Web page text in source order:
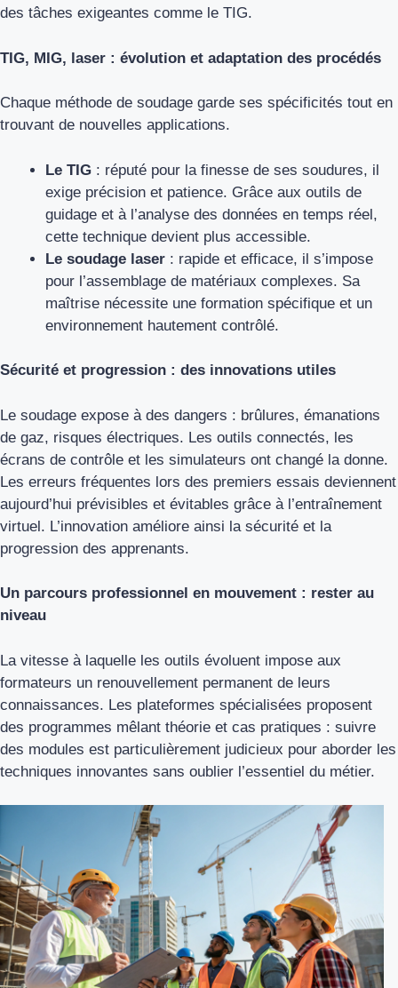
des tâches exigeantes comme le TIG.
TIG, MIG, laser : évolution et adaptation des procédés
Chaque méthode de soudage garde ses spécificités tout en
trouvant de nouvelles applications.
Le TIG : réputé pour la finesse de ses soudures, il
exige précision et patience. Grâce aux outils de
guidage et à l’analyse des données en temps réel,
cette technique devient plus accessible.
Le soudage laser : rapide et efficace, il s’impose
pour l’assemblage de matériaux complexes. Sa
maîtrise nécessite une formation spécifique et un
environnement hautement contrôlé.
Sécurité et progression : des innovations utiles
Le soudage expose à des dangers : brûlures, émanations
de gaz, risques électriques. Les outils connectés, les
écrans de contrôle et les simulateurs ont changé la donne.
Les erreurs fréquentes lors des premiers essais deviennent
aujourd’hui prévisibles et évitables grâce à l’entraînement
virtuel. L’innovation améliore ainsi la sécurité et la
progression des apprenants.
Un parcours professionnel en mouvement : rester au
niveau
La vitesse à laquelle les outils évoluent impose aux
formateurs un renouvellement permanent de leurs
connaissances. Les plateformes spécialisées proposent
des programmes mêlant théorie et cas pratiques : suivre
des modules est particulièrement judicieux pour aborder les
techniques innovantes sans oublier l’essentiel du métier.